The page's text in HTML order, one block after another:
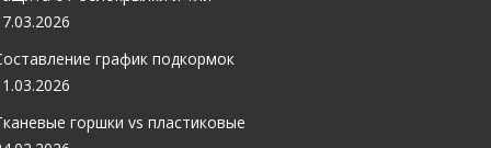
график подкормок
горшки vs пластиковые